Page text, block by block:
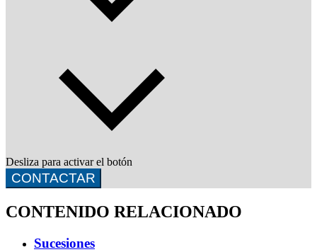
Desliza para activar el botón
CONTACTAR
CONTENIDO RELACIONADO
Sucesiones